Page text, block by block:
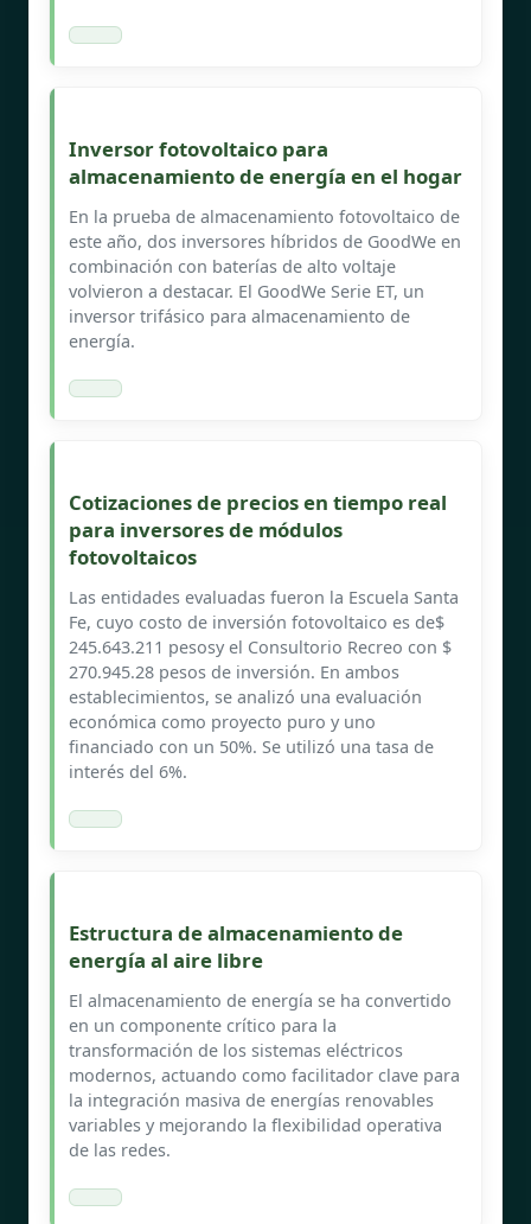
Inversor fotovoltaico para
almacenamiento de energía en el hogar
En la prueba de almacenamiento fotovoltaico de
este año, dos inversores híbridos de GoodWe en
combinación con baterías de alto voltaje
volvieron a destacar. El GoodWe Serie ET, un
inversor trifásico para almacenamiento de
energía.
Cotizaciones de precios en tiempo real
para inversores de módulos
fotovoltaicos
Las entidades evaluadas fueron la Escuela Santa
Fe, cuyo costo de inversión fotovoltaico es de$
245.643.211 pesosy el Consultorio Recreo con $
270.945.28 pesos de inversión. En ambos
establecimientos, se analizó una evaluación
económica como proyecto puro y uno
financiado con un 50%. Se utilizó una tasa de
interés del 6%.
Estructura de almacenamiento de
energía al aire libre
El almacenamiento de energía se ha convertido
en un componente crítico para la
transformación de los sistemas eléctricos
modernos, actuando como facilitador clave para
la integración masiva de energías renovables
variables y mejorando la flexibilidad operativa
de las redes.